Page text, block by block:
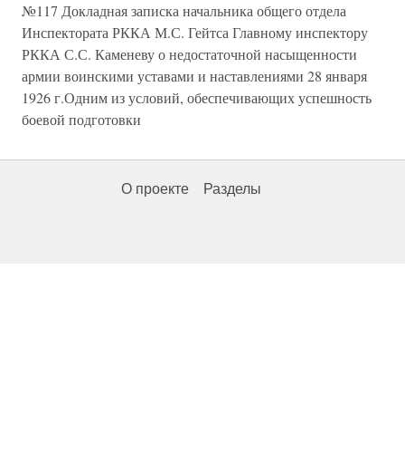
№117 Докладная записка начальника общего отдела
Инспектората РККА М.С. Гейтса Главному инспектору
РККА С.С. Каменеву о недостаточной насыщенности
армии воинскими уставами и наставлениями 28 января
1926 г.Одним из условий, обеспечивающих успешность
боевой подготовки
О проекте Разделы